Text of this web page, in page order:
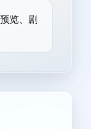
览、剧